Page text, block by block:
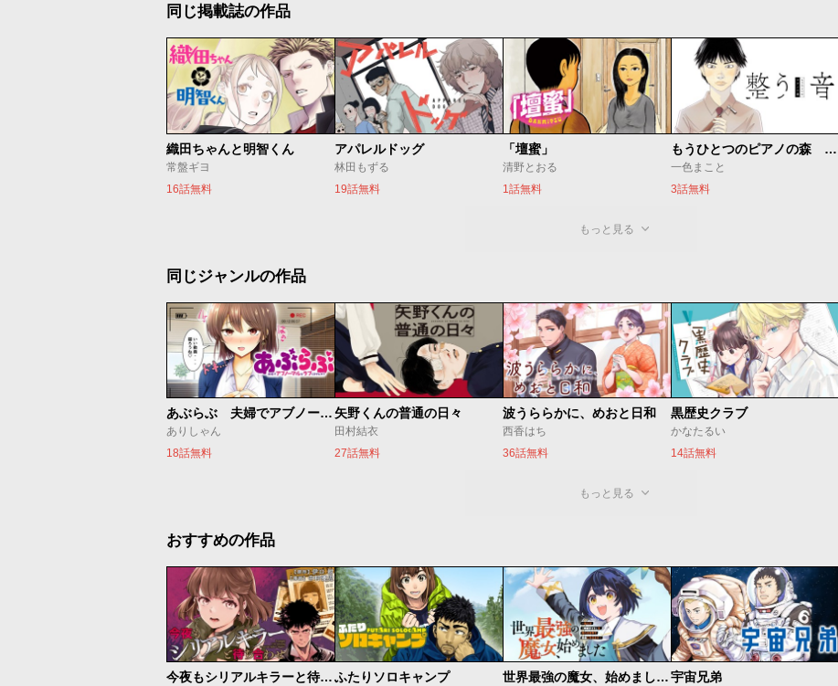
同じ掲載誌の作品
織田ちゃんと明智くん
常盤ギヨ
16話無料
アパレルドッグ
林田もずる
19話無料
「壇蜜」
清野とおる
1話無料
もうひとつのピアノの森 整う音
一色まこと
3話無料
もっと見る
同じジャンルの作品
あぶらぶ 夫婦でアブノーマルなラブしませんか？
ありしゃん
18話無料
矢野くんの普通の日々
田村結衣
27話無料
波うららかに、めおと日和
西香はち
36話無料
黒歴史クラブ
かなたるい
14話無料
もっと見る
おすすめの作品
今夜もシリアルキラーと待ち合わせふたりソロキャンプ 世界最強の魔女、始めました ～私だけ『攻略サイト』を見れる世界で自由に生きます～宇宙兄弟